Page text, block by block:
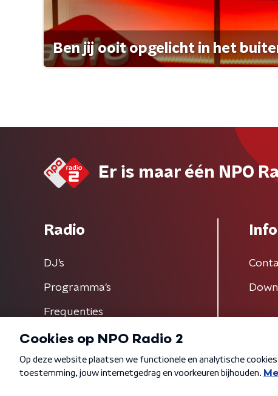
Ben jij ooit opgelicht in het
Er is maar één NPO
Radio
DJ’s
Programma's
Frequenties
Info
Algemene voorwaarden Privacybeleid